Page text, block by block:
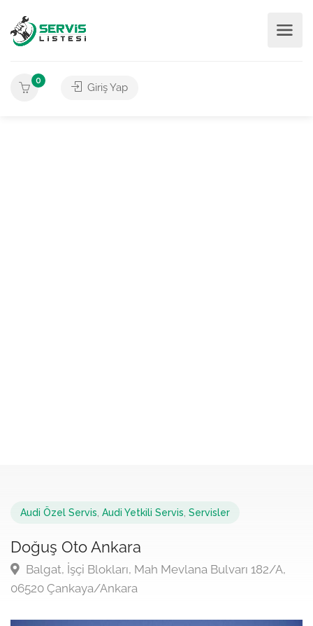
0
Giriş Yap
Audi Özel Servis Audi Yetkili Servis Servisler
Doğuş Oto Ankara
Balgat, İşçi Blokları, Mah Mevlana Bulvarı 182/A,
06520 Çankaya/Ankara